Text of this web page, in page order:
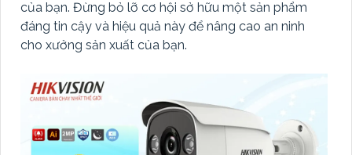
của bạn. Đừng bỏ lỡ cơ hội sở hữu một sản phẩm
đáng tin cậy và hiệu quả này để nâng cao an ninh
cho xưởng sản xuất của bạn.